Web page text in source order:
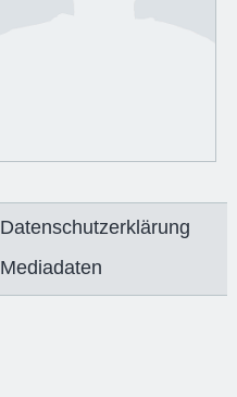
Datenschutzerklärung
Mediadaten